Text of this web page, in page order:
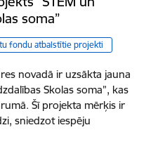
soma”
fondu atbalstītie projekti
novadā ir uzsākta jauna
Skolas soma”, kas
Šī projekta mērķis ir
sniedzot iespēju